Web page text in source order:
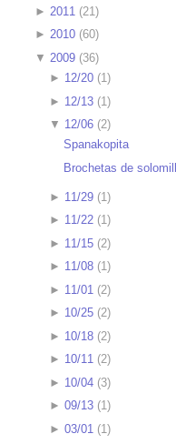
► 2011 (21 )
► 2010 (60)
▼ 2009 (36)
► 12/20(1)
► 12/13(1)
▼ 12/06(2)
Spanakopita
Brochetas de
► 11/29(1 )
► 11/22(1)
► 11/15(2)
► 11/08(1)
► 11/01 (2)
► 10/25(2)
► 10/18(2)
► 10/11(2)
► 10/04(3)
► 09/13(1)
► 03/01 (1 )